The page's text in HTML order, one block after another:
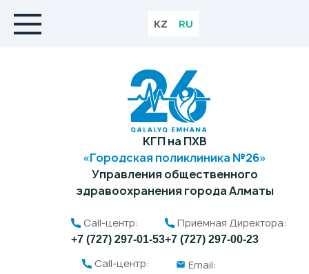
KZ RU
КГП на ПХВ
«Городская поликлиника №26»
Управления общественного
здравоохранения города Алматы
Call-центр:
+7 (727) 297-01-53
Приемная Директора:
+7 (727) 297-00-23
Call-центр:
Email: